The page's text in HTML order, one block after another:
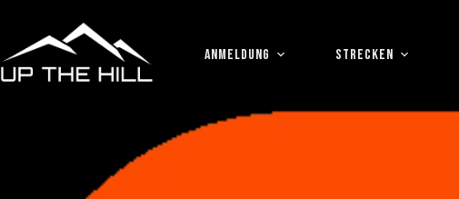
springen
ANMELDUNG STRECKEN